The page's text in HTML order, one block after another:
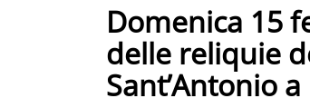
Domenica 15
delle reliquie
Sant’Antonio